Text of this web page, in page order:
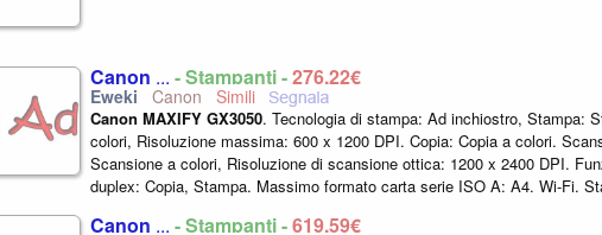
Canon ... - Stampanti -276,22€
Canon
Canon MAXIFY GX3050. Tecnologia di stampa: Ad inchiostro, Stampa:
colori, Risoluzione massima: 600 x 1200 DPI. Copia: Copia a colori.
Scansione a colori, Risoluzione di scansione ottica: 1200 x 2400 DPI.
duplex: Copia, Stampa. Massimo formato carta serie ISO A: A4. Wi-Fi.
Canon ... - Stampanti -619,59€